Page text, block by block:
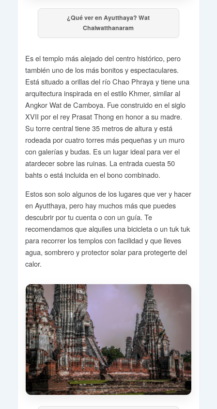
¿Qué ver en Ayutthaya? Wat
Chaiwatthanaram
Es el templo más alejado del centro histórico, pero
también uno de los más bonitos y espectaculares.
Está situado a orillas del río Chao Phraya y tiene una
arquitectura inspirada en el estilo Khmer, similar al
Angkor Wat de Camboya. Fue construido en el siglo
XVII por el rey Prasat Thong en honor a su madre.
Su torre central tiene 35 metros de altura y está
rodeada por cuatro torres más pequeñas y un muro
con galerías y budas. Es un lugar ideal para ver el
atardecer sobre las ruinas. La entrada cuesta 50
bahts o está incluida en el bono combinado.
Estos son solo algunos de los lugares que ver y hacer
en Ayutthaya, pero hay muchos más que puedes
descubrir por tu cuenta o con un guía. Te
recomendamos que alquiles una bicicleta o un tuk tuk
para recorrer los templos con facilidad y que lleves
agua, sombrero y protector solar para protegerte del
calor.